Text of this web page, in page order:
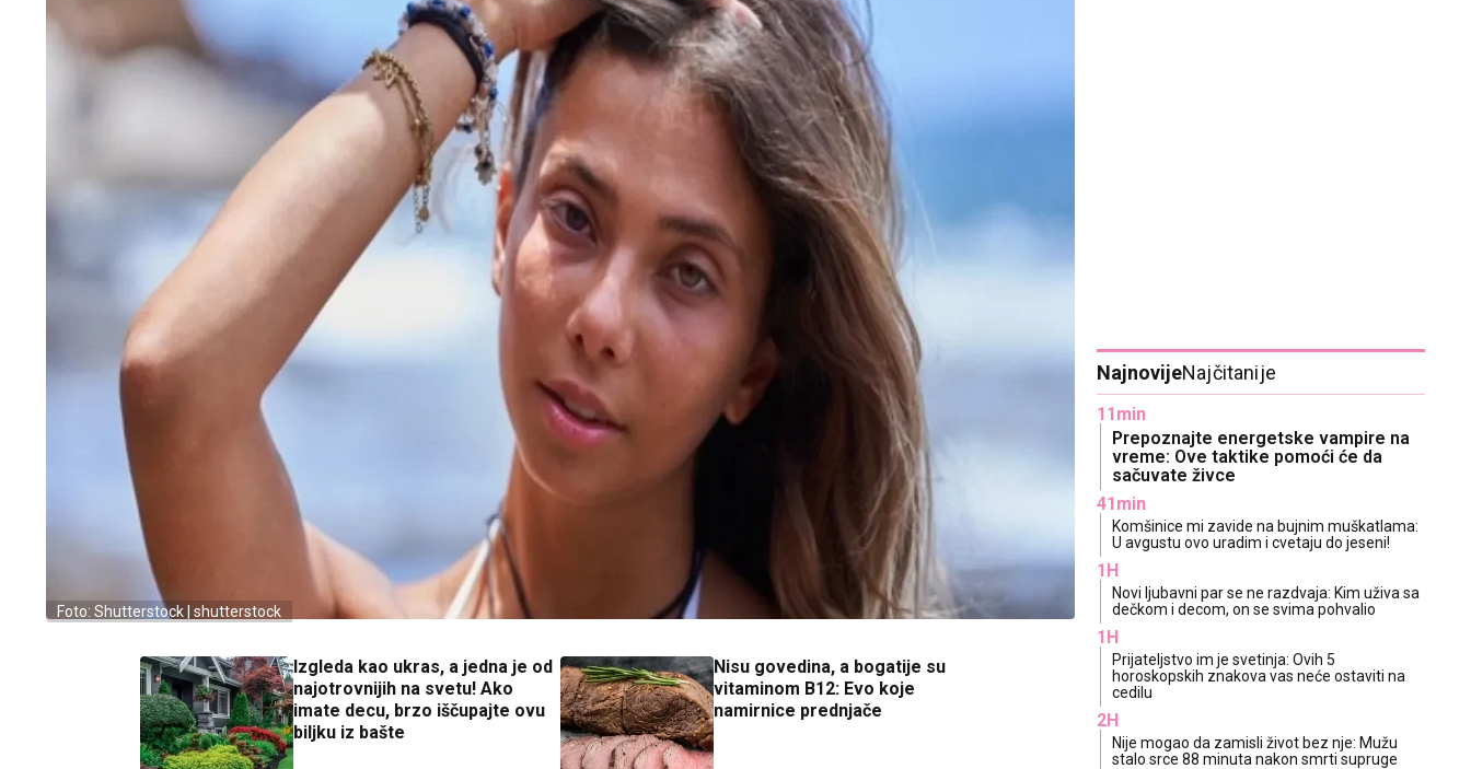
Foto: Shutterstock | shutterstock
Izgleda kao ukras, a jedna je od
najotrovnijih na svetu! Ako
imate decu, brzo iščupajte ovu
biljku iz bašte
Nisu govedina, a bogatije su
vitaminom B12: Evo koje
namirnice prednjače
NajnovijeNajčitanije
11min
Prepoznajte energetske vampire na
vreme: Ove taktike pomoći će da
sačuvate živce
41min
Komšinice mi zavide na bujnim muškatlama:
U avgustu ovo uradim i cvetaju do jeseni!
1H
Novi ljubavni par se ne razdvaja: Kim uživa sa
dečkom i decom, on se svima pohvalio
1H
Prijateljstvo im je svetinja: Ovih 5
horoskopskih znakova vas neće ostaviti na
cedilu
2H
Nije mogao da zamisli život bez nje: Mužu
stalo srce 88 minuta nakon smrti supruge